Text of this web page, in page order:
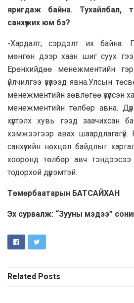
яригдаж байна. Тухайлбал,
санхүүжих юм бэ?
-Хардалт, сэрдэлт их байна.
мөнгөн дээр хаан шиг суух гээд
Ерөнхийдөө менежментийн
үйлчилгээ үзүүлээд явна.Улсын
менежментийн зөвлөгөө үзүүлсэн
менежментийн төлбөр авна.
хүртэлх хувь гээд заачихсан
хэмжээгээр авах
санхүүгийн нөхцөл байдлыг
хооронд төлбөр авч тэндээсээ
тодорхой дүрэмтэй.
Төмөрбаатарын БАТСАЙХАН
Эх сурвалж: “Зууны мэдээ”
Related Posts